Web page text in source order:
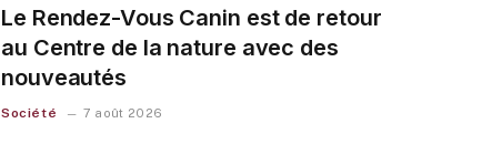
Le Rendez-Vous Canin est de retour
au Centre de la nature avec des
nouveautés
Société 7 août 2026